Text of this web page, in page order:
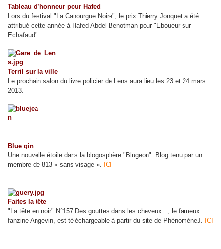
Tableau d’honneur pour Hafed
Lors du festival "La Canourgue Noire", le prix Thierry Jonquet a été
attribué cette année à Hafed Abdel Benotman pour "Eboueur sur
Echafaud"...
Terril sur la ville
Le prochain salon du livre policier de Lens aura lieu les 23 et 24 mars
2013.
Blue gin
Une nouvelle étoile dans la blogosphère "Blugeon". Blog tenu par un
membre de 813 « sans visage ». ICI
Faites la tête
"La tête en noir" N°157 Des gouttes dans les cheveux..., le fameux
fanzine Angevin, est téléchargeable à partir du site de PhénomèneJ. ICI